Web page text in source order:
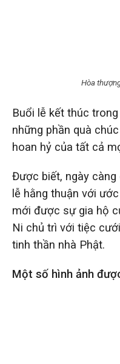
Hòa
Buổi lễ kết thúc
những phần quà
hoan hỷ của tất cả
Được biết, ngày
lễ hằng thuận với
mới được sự gia hộ
Ni chủ trì với tiệc
tinh thần nhà Phật.
Một số hình ảnh